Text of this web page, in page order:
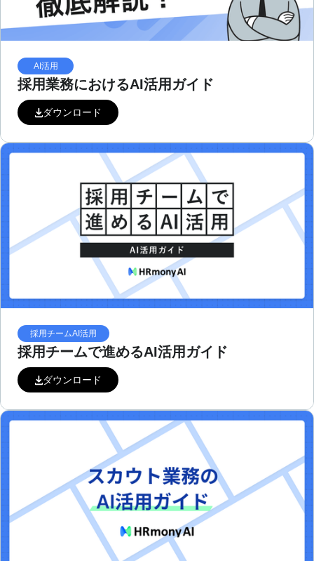
AI活用
採用業務におけるAI活用ガイド
ダウンロード
採用チームAI活用
採用チームで進めるAI活用ガイド
ダウンロード